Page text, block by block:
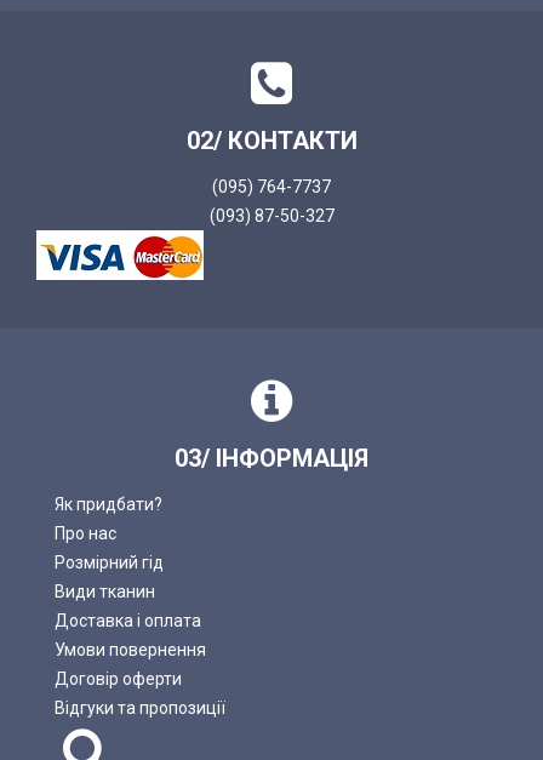
02/ КОНТАКТИ
(095) 764-7737
(093) 87-50-327
03/ ІНФОРМАЦІЯ
Як придбати?
Про нас
Розмірний гід
Види тканин
Доставка і оплата
Умови повернення
Договір оферти
Відгуки та пропозиції